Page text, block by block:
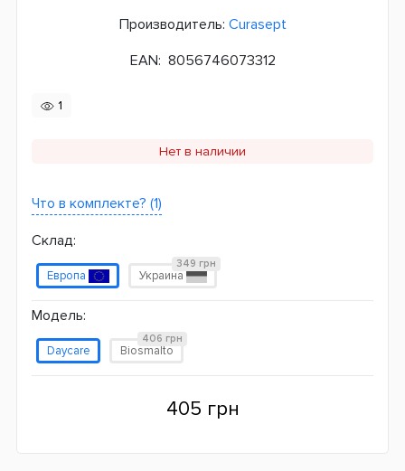
Производитель: Curasept
EAN: 8056746073312
1
Нет в наличии
Что в комплекте? (1)
Склад:
Европа Украина
349 грн
Модель:
Daycare Biosmalto
406 грн
405 грн